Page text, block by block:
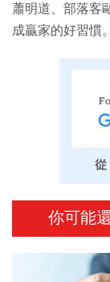
蕭明道、部落客
成贏家的好習慣。
你可能